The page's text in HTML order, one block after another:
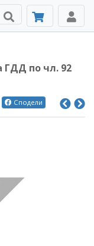
ГДД по чл. 92
Сподели